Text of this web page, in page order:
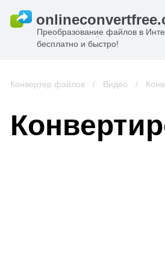
Преобразование файлов в
бесплатно и быстро!
Конвертер файлов / Видео /